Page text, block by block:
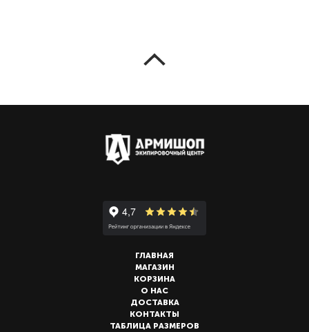
ГЛАВНАЯ
МАГАЗИН
КОРЗИНА
О НАС
ДОСТАВКА
КОНТАКТЫ
ТАБЛИЦА РАЗМЕРОВ